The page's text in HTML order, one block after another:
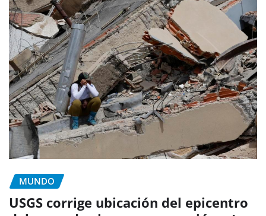
MUNDO
USGS corrige ubicación del epicentro